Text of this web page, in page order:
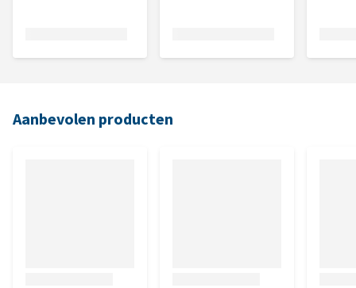
Aanbevolen producten